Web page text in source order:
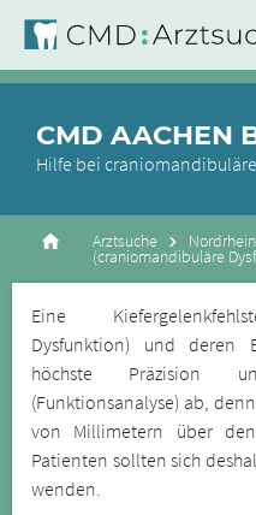
CMD AACHEN
Hilfe bei
Arztsuche
(craniomandibuläre
Eine
Dysfunktion) und deren
höchste Präzision
(Funktionsanalyse) ab,
von Millimetern über den
Patienten sollten sich
wenden.